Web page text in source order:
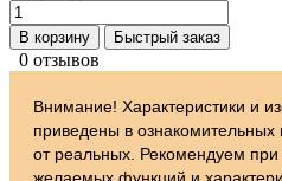
В корзину Быстрый заказ
0 отзывов
Внимание! Характеристики и
приведены в ознакомительных
от реальных. Рекомендуем при